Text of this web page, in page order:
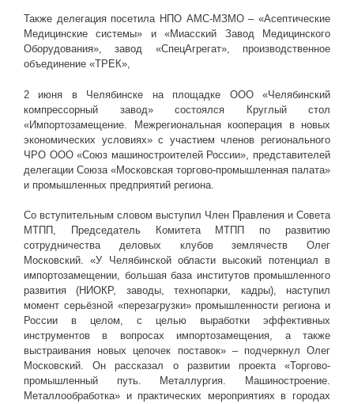
Также делегация посетила НПО АМС-МЗМО – «Асептические
Медицинские системы» и «Миасский Завод Медицинского
Оборудования», завод «СпецАгрегат», производственное
объединение «ТРЕК»,
2 июня в Челябинске на площадке ООО «Челябинский
компрессорный завод» состоялся Круглый стол
«Импортозамещение. Межрегиональная кооперация в новых
экономических условиях» с участием членов регионального
ЧРО ООО «Союз машиностроителей России», представителей
делегации Союза «Московская торгово-промышленная палата»
и промышленных предприятий региона.
Со вступительным словом выступил Член Правления и Совета
МТПП, Председатель Комитета МТПП по развитию
сотрудничества деловых клубов землячеств Олег
Московский. «У Челябинской области высокий потенциал в
импортозамещении, большая база институтов промышленного
развития (НИОКР, заводы, технопарки, кадры), наступил
момент серьёзной «перезагрузки» промышленности региона и
России в целом, с целью выработки эффективных
инструментов в вопросах импортозамещения, а также
выстраивания новых цепочек поставок» – подчеркнул Олег
Московский. Он рассказал о развитии проекта «Торгово-
промышленный путь. Металлургия. Машиностроение.
Металлообработка» и практических мероприятиях в городах